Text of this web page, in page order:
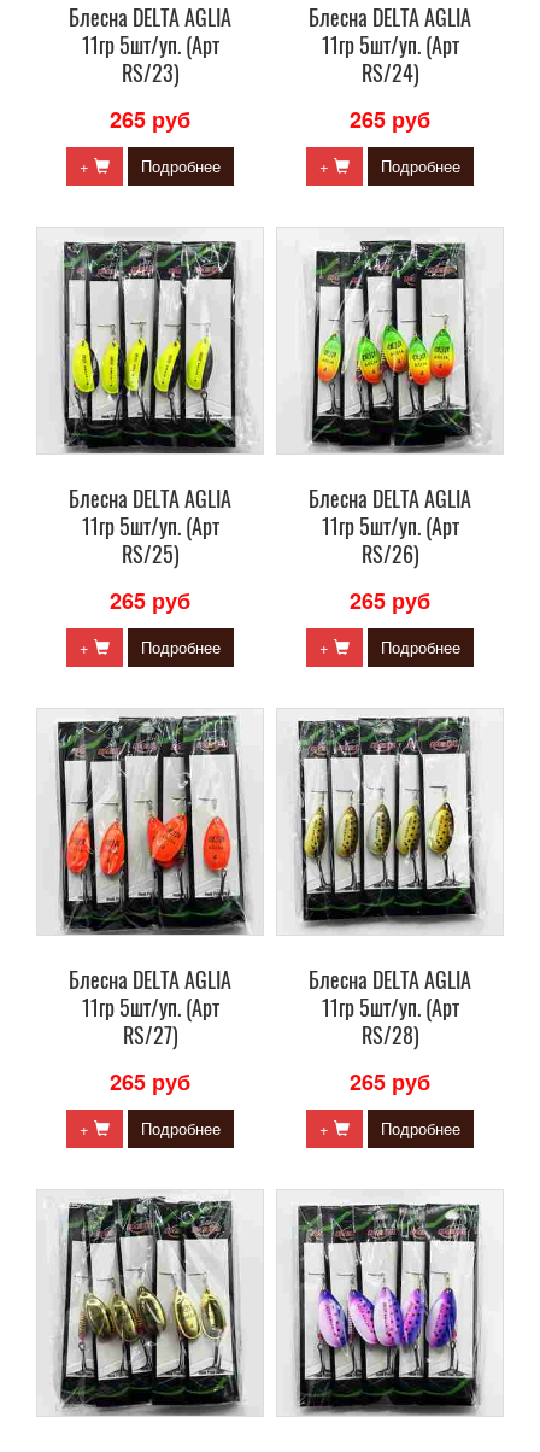
Блесна DELTA AGLIA
11гр 5шт/уп. (Арт
RS/23)
265 руб
+ Подробнее
Блесна DELTA AGLIA
11гр 5шт/уп. (Арт
RS/24)
265 руб
+ Подробнее
Блесна DELTA AGLIA
11гр 5шт/уп. (Арт
RS/25)
265 руб
+ Подробнее
Блесна DELTA AGLIA
11гр 5шт/уп. (Арт
RS/26)
265 руб
+ Подробнее
Блесна DELTA AGLIA
11гр 5шт/уп. (Арт
RS/27)
265 руб
+ Подробнее
Блесна DELTA AGLIA
11гр 5шт/уп. (Арт
RS/28)
265 руб
+ Подробнее